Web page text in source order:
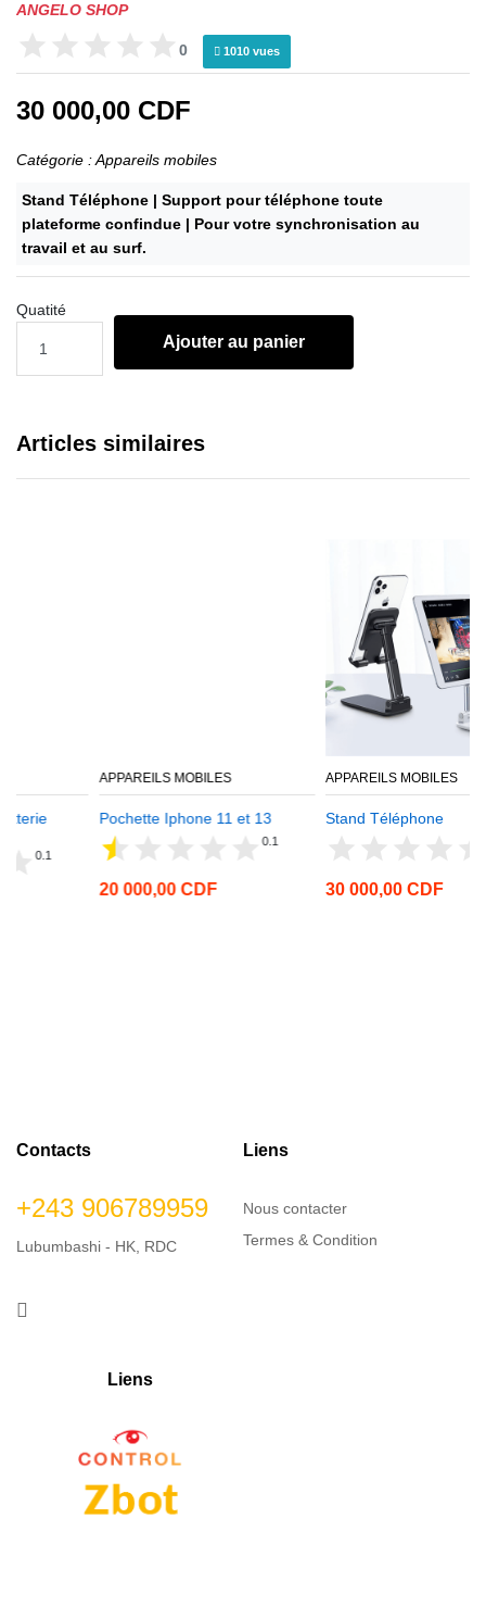
ANGELO SHOP
0 1010 vues
30 000,00 CDF
Catégorie : Appareils mobiles
Stand Téléphone | Support pour téléphone toute
plateforme confindue | Pour votre synchronisation au
travail et au surf.
Quatité
Ajouter au panier
Articles similaires
APPAREILS MOBILES
Pochette Iphone 11 et 13
0.1
20 000,00 CDF
APPAREILS MOBILES
Stand Téléphone
0
30 000,00 CDF
Contacts
+243 906789959
Lubumbashi - HK, RDC
Liens
Nous contacter
Termes & Condition
Liens